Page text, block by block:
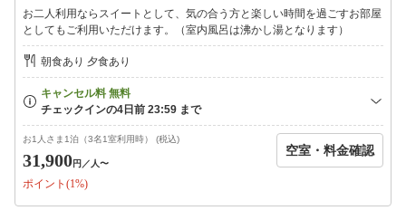
ドメインを受信出来る様に設定をお願いします。
お二人利用ならスイートとして、気の合う方と楽しい時間を過ごすお部屋
としてもご利用いただけます。（室内風呂は沸かし湯となります）
朝食あり 夕食あり
お1人さま1泊（3名1室利用時） (税込)
31,900円 ／人〜
ポイント(1%)
空室・料金確認